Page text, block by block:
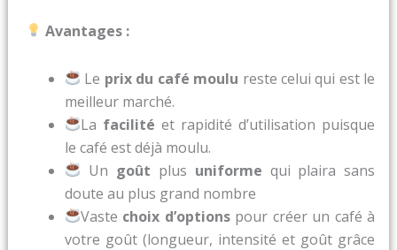
Avantages :
Le prix du café moulu reste celui qui est le
meilleur marché.
La facilité et rapidité d’utilisation puisque
le café est déjà moulu.
Un goût plus uniforme qui plaira sans
doute au plus grand nombre
Vaste choix d’optionspour créer un café à
votre goût (longueur, intensité et goût grâce